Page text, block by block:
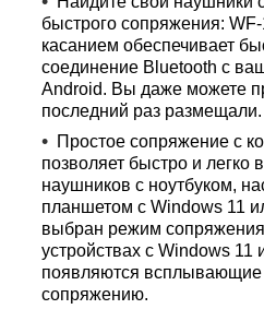
быстрого сопряжения:
касанием обеспечивает
соединение Bluetooth с
Android. Вы даже можете
последний раз размещали.
Простое сопряжение с
позволяет быстро и легко
наушников с ноутбуком,
планшетом с Windows 11
выбран режим
устройствах с Windows 11
появляются всплывающие
сопряжению.